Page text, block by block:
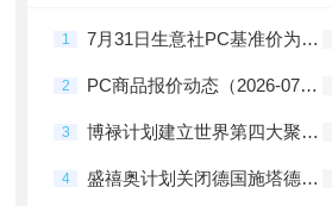
1 7月31日生意社PC基准价为13983.33元/吨
2 PC商品报价动态（2026-07-30）
3 博禄计划建立世界第四大聚烯烃企业
4 盛禧奥计划关闭德国施塔德PC工厂